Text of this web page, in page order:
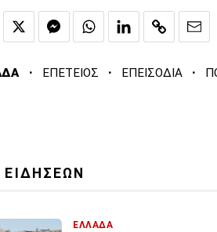
· ΕΠΕΤΕΙΟΣ · ΕΠΕΙΣΟΔΙΑ ·
ΕΙΔΗΣΕΩΝ
ΕΛΛΑΔΑ